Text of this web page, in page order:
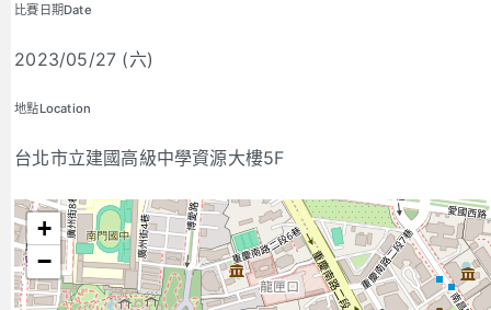
比賽日期Date
2023/05/27 (六)
地點Location
台北市立建國高級中學資源大樓5F
+
−